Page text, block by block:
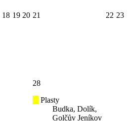
18 19 20 21 22 23
28
Plasty
Budka, Dolík,
Golčův Jeníkov